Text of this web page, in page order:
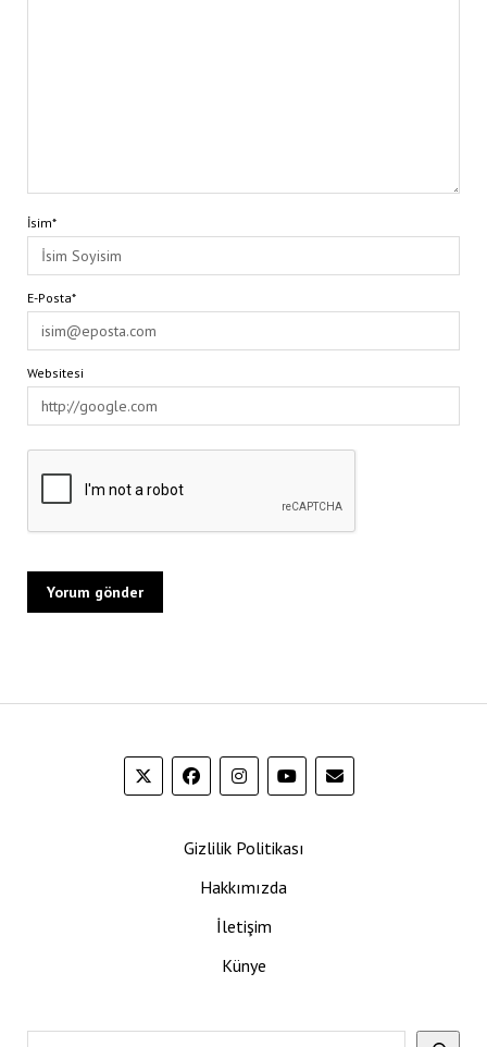
İsim*
E-Posta*
Websitesi
Gizlilik Politikası
Hakkımızda
İletişim
Künye